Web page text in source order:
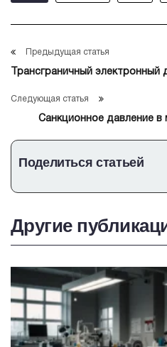
Предыдущая статья
Трансграничный
Следующая статья
Санкционное давление
Поделиться статьей
Другие